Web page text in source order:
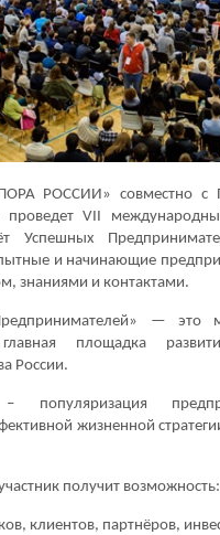
РОССИИ» совместно с
проведет VII
Успешных
и начинающие
знаниями и контактами.
— это
главная площадка
России.
жизненной
получит возможность:
клиентов, партнёров,